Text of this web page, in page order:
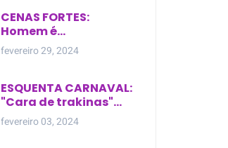
CENAS FORTES:
Homem é
brutalmente atacado
e morto a golpes de
fevereiro 29, 2024
ESQUENTA CARNAVAL:
"Cara de trakinas"
dança seminua no
meio da rua na Bahia
fevereiro 03, 2024